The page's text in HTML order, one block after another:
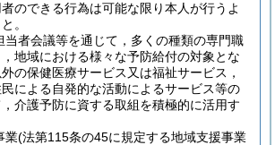
のできる行為は可能な限り本人が行うよ
。
当者会議等を通じて，多くの種類の専門職
地域における様々な予防給付の対象とな
の保健医療サービス又は福祉サービス，
による自発的な活動によるサービス等の
介護予防に資する取組を積極的に活用す
業(法第115条の45に規定する地域支援事業